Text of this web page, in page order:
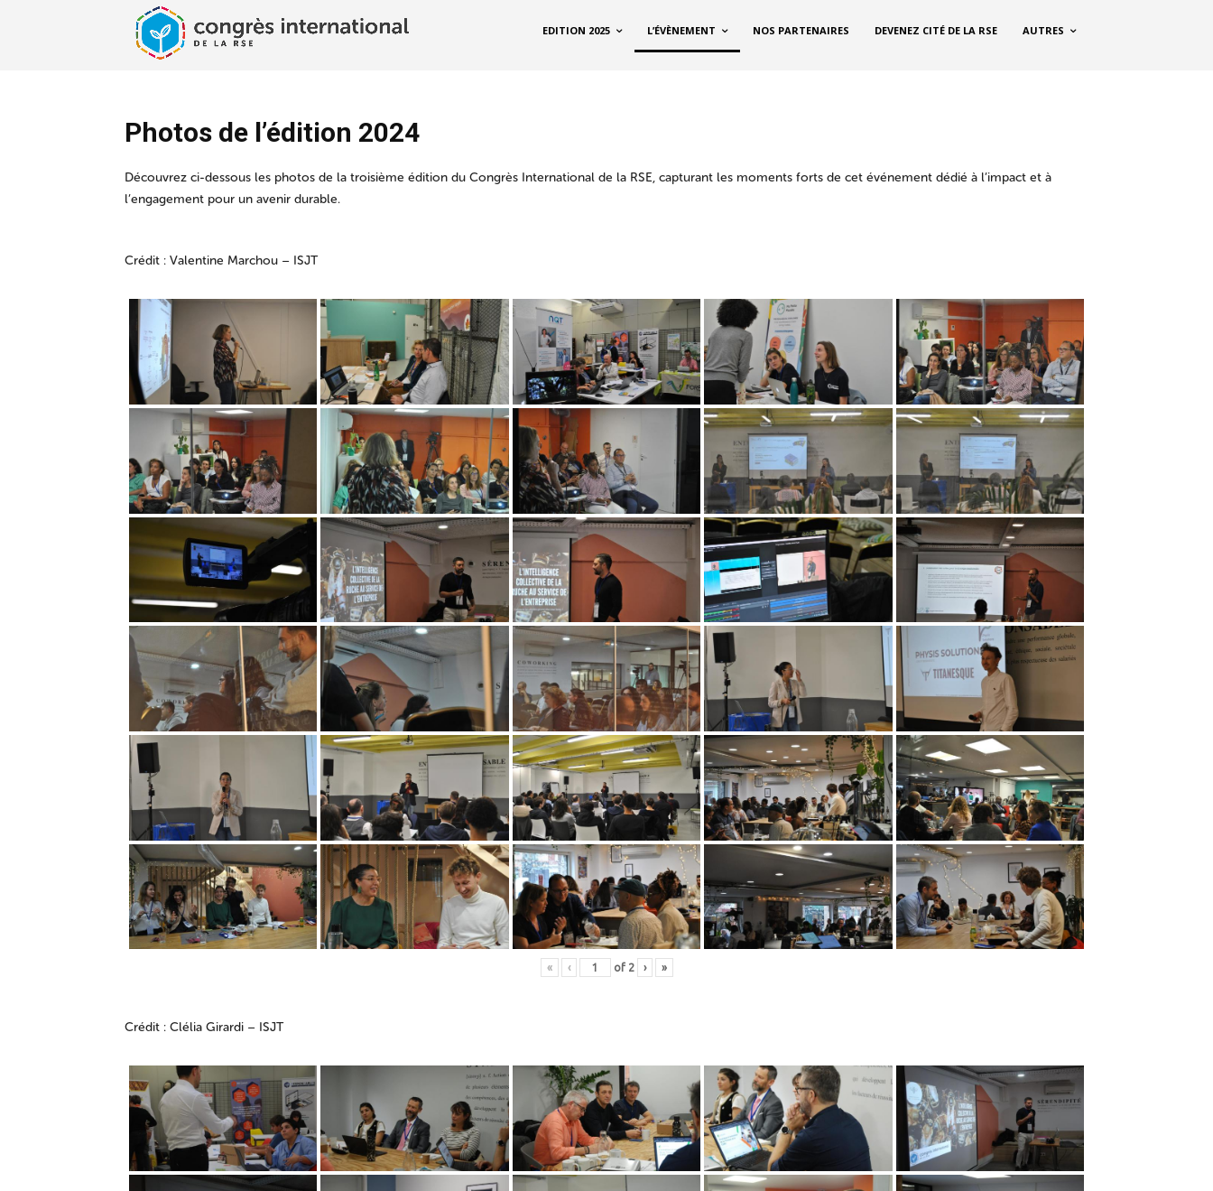
EDITION 2025 L’ÉVÈNEMENT NOS PARTENAIRES DEVENEZ CITÉ DE LA RSE AUTRES
Photos de l’édition 2024
Découvrez ci-dessous les photos de la troisième édition du Congrès International de la RSE, capturant les moments forts de cet événement dédié à l’impact et à
l’engagement pour un avenir durable.
Crédit : Valentine Marchou – ISJT
« ‹ of 2 › »
Crédit : Clélia Girardi – ISJT